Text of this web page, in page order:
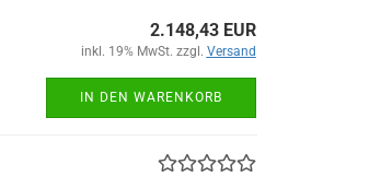
2.148,43 EUR
inkl. 19% MwSt. zzgl. Versand
IN DEN WARENKORB